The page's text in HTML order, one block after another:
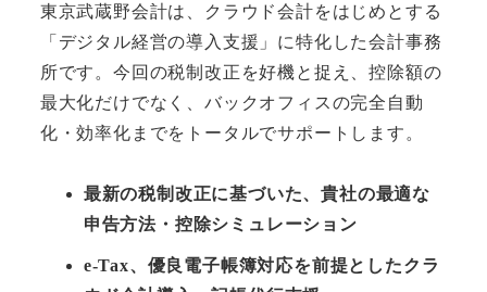
東京武蔵野会計は、クラウド会計をはじめとする
「デジタル経営の導入支援」に特化した会計事務
所です。今回の税制改正を好機と捉え、控除額の
最大化だけでなく、バックオフィスの完全自動
化・効率化までをトータルでサポートします。
最新の税制改正に基づいた、貴社の最適な
申告方法・控除シミュレーション
e-Tax、優良電子帳簿対応を前提としたクラ